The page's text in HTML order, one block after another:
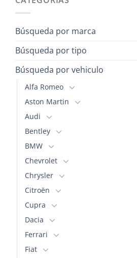
Búsqueda por marca
Búsqueda por tipo
Búsqueda por vehiculo
Alfa Romeo
Aston Martin
Audi
Bentley
BMW
Chevrolet
Chrysler
Citroën
Cupra
Dacia
Ferrari
Fiat